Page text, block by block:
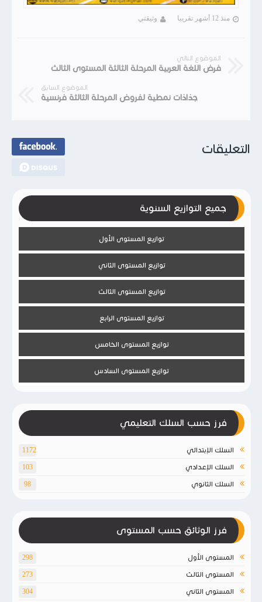
منذ 12 أشهر تقريبا وثيقتي
الموضوع التالي
فرض اللغة العربية المرحلة الثالثة المستوى الثالث
الموضوع السابق
جذاذات نمطية لفروض المرحلة الثالثة فرنسية
التعليقات
جميع التوازيع السنوية
توازيع المستوى الأول
توازيع المستوى الثاني
توازيع المستوى الثالث
توازيع المستوى الرابع
توازيع المستوى الخامس
توازيع المستوى السادس
فرز حسب السلك التعليمي
السلك الإبتدائي 1172
السلك الإعدادي 103
السلك الثانوي 98
فرز الوثائق حسب المستوى
المستوى الأول 298
المستوى الثالث 273
المستوى الثاني 304